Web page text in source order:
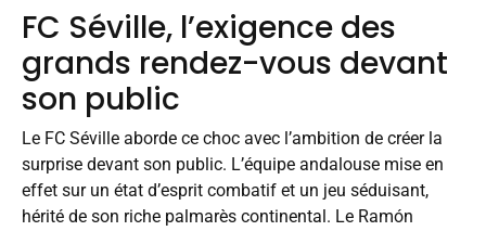
FC Séville, l’exigence des
grands rendez-vous devant
son public
Le FC Séville aborde ce choc avec l’ambition de créer la
surprise devant son public. L’équipe andalouse mise en
effet sur un état d’esprit combatif et un jeu séduisant,
hérité de son riche palmarès continental. Le Ramón